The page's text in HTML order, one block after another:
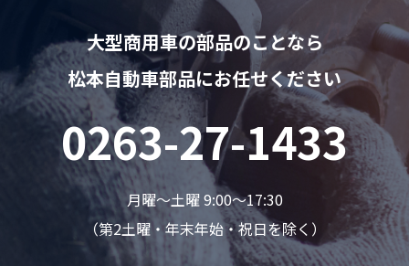
大型商用車の部品のことなら
松本自動車部品にお任せください
0263-27-1433
月曜〜土曜 9:00〜17:30
（第2土曜・年末年始・祝日を除く）